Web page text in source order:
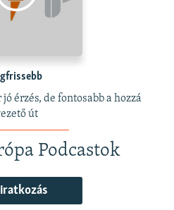
érzés, de fontosabb a hozzá
út
Podcastok